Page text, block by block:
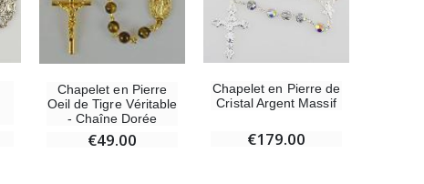
Chapelet en Pierre
Oeil de Tigre Véritable
- Chaîne Dorée
€49.00
Chapelet en Pierre de
Cristal Argent Massif
€179.00